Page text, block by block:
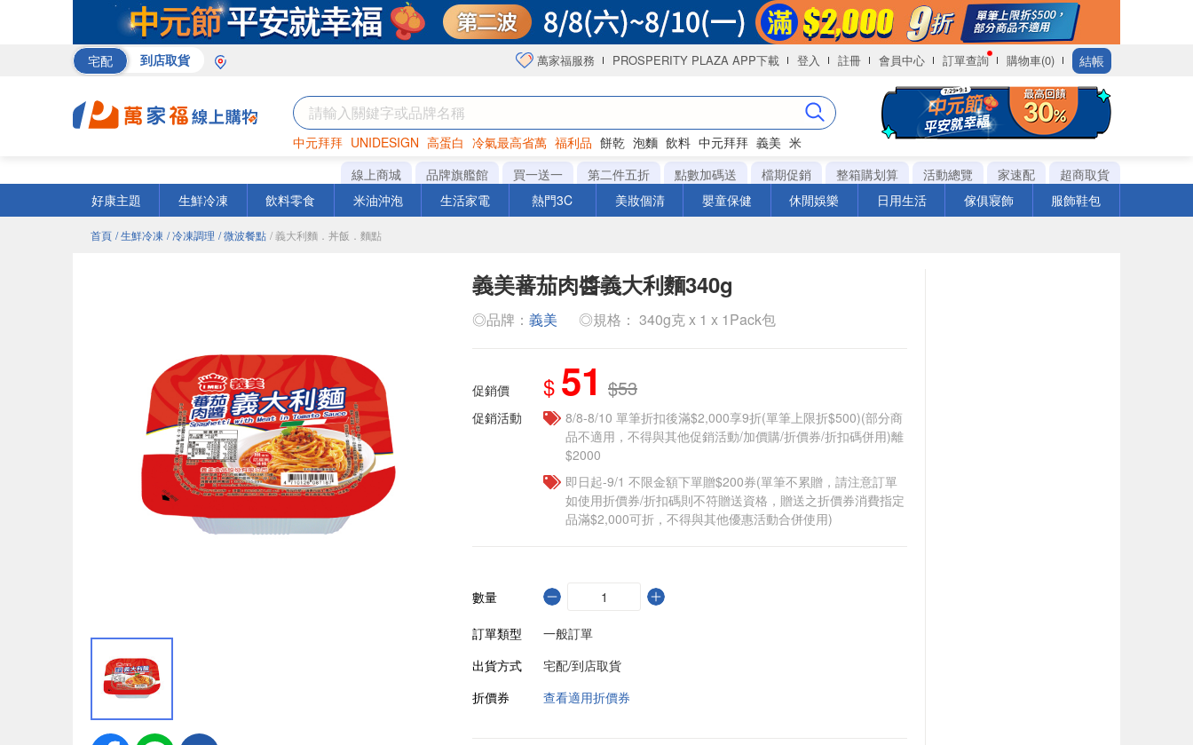
宅配 到店取貨 萬家福服務 PROSPERITY PLAZA APP下載 登入 註冊 會員中心 訂單查詢 購物車(0) 結帳
中元拜拜 UNIDESIGN 高蛋白 冷氣最高省萬 福利品 餅乾 泡麵 飲料 中元拜拜 義美 米
罐頭 咖啡 海苔
線上商城 品牌旗艦館 買一送一 第二件五折 點數加碼送 檔期促銷 整箱購划算 活動總覽 家速配
超商取貨
好康主題
生鮮冷凍 飲料零食 米油沖泡 生活家電 熱門3C 美妝個清 嬰童保健 休閒娛樂 日用生活 傢俱寢飾 服飾鞋包
首頁 / 生鮮冷凍 / 冷凍調理 / 微波餐點 / 義大利麵．丼飯．麵點
義美蕃茄肉醬義大利麵340g
◎品牌： 義美 ◎規格： 340g克 x 1 x 1Pack包
促銷價 $ 51 $53
促銷活動
8/8-8/10 單筆折扣後滿$2,000享9折(單筆上限折$500)(部分商
品不適用，不得與其他促銷活動/加價購/折價券/折扣碼併用)離
$2000
即日起-9/1 不限金額下單贈$200券(單筆不累贈，請注意訂單
如使用折價券/折扣碼則不符贈送資格，贈送之折價券消費指定
品滿$2,000可折，不得與其他優惠活動合併使用)
數量
訂單類型
一般訂單
出貨方式
宅配/到店取貨
折價券
查看適用折價券